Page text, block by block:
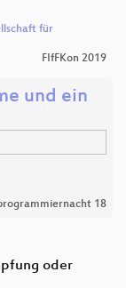
für
FIfFKon 2019
und ein
18
oder